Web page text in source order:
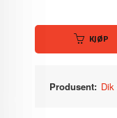
KJØP
Produsent: Dik